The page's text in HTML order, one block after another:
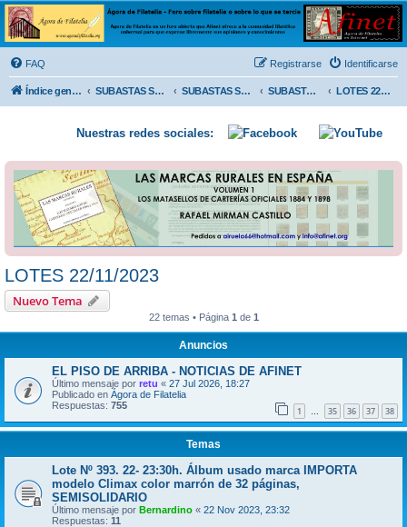
Ágora de Filatelia
Foro sobre filatelia o sobre lo que se tercie. Ágora de Filatelia es un foro abierto que Afinet
ofrece a la comunidad filatélica universal para que exprese libremente sus opiniones y
conocimientos
FAQ Identificarse
Registrarse
Índice general SUBASTAS SOLIDARIAS (In memoriam MENDOZA) SUBASTAS SOLIDARIAS 2025 y anteriores SUBASTAS SOLIDARIAS 2023 LOTES 22/11/2023
Nuestras redes sociales:
LOTES 22/11/2023
Nuevo Tema
22 temas • Página 1 de 1
Anuncios
EL PISO DE ARRIBA - NOTICIAS DE AFINET
Último mensaje por retu « 27 Jul 2026, 18:27
Publicado en Ágora de Filatelia
Respuestas: 755 1 … 35 36 37 38
Temas
Lote Nº 393. 22- 23:30h. Álbum usado marca IMPORTA
modelo Climax color marrón de 32 páginas,
SEMISOLIDARIO
Último mensaje por Bernardino « 22 Nov 2023, 23:32
Respuestas: 11